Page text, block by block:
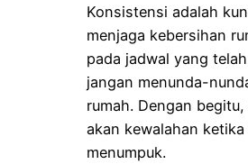
Konsistensi adalah
menjaga kebersihan
pada jadwal yang
jangan menunda-
rumah. Dengan
akan kewalahan
menumpuk.